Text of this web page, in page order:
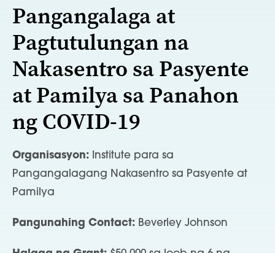
Pangangalaga at
Pagtutulungan na
Nakasentro sa Pasyente
at Pamilya sa Panahon
ng COVID-19
Organisasyon: Institute para sa
Pangangalagang Nakasentro sa Pasyente at
Pamilya
Pangunahing Contact: Beverley Johnson